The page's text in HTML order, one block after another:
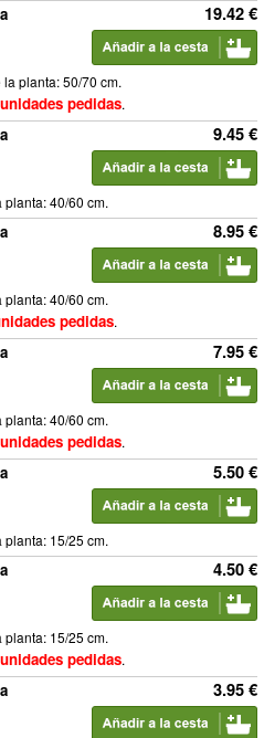
19.42 €
planta: 50/70 cm.
pedidas.
9.45 €
40/60 cm.
8.95 €
40/60 cm.
pedidas.
7.95 €
40/60 cm.
pedidas.
5.50 €
15/25 cm.
4.50 €
15/25 cm.
pedidas.
3.95 €